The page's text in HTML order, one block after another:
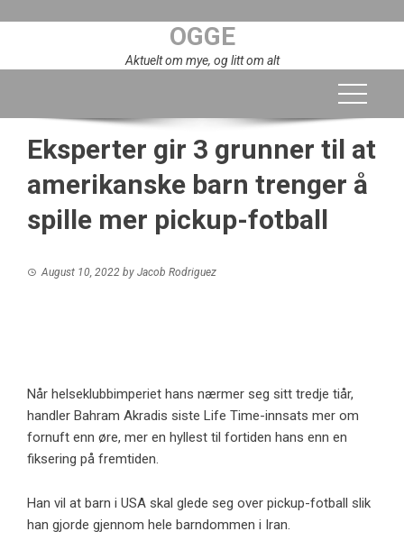
OGGE
Aktuelt om mye, og litt om alt
Eksperter gir 3 grunner til at
amerikanske barn trenger å
spille mer pickup-fotball
August 10, 2022 by Jacob Rodriguez
Når helseklubbimperiet hans nærmer seg sitt tredje tiår,
handler Bahram Akradis siste Life Time-innsats mer om
fornuft enn øre, mer en hyllest til fortiden hans enn en
fiksering på fremtiden.
Han vil at barn i USA skal glede seg over pickup-fotball slik
han gjorde gjennom hele barndommen i Iran.